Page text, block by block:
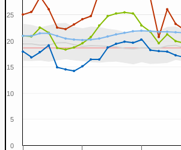
0
5
10
15
20
25